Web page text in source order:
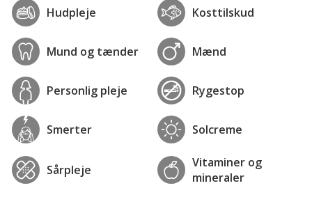
Hudpleje Kosttilskud
Mund og tænder Mænd
Personlig pleje Rygestop
Smerter Solcreme
Sårpleje
Vitaminer og
mineraler